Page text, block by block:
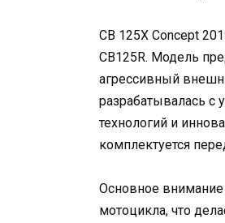
CB 125X Concept
CB125R. Модель
агрессивный
разрабатывалась с
технологий и
комплектуется
Основное внимание
мотоцикла, что